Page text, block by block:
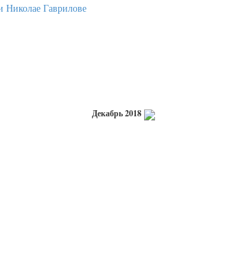
Декабрь 2018